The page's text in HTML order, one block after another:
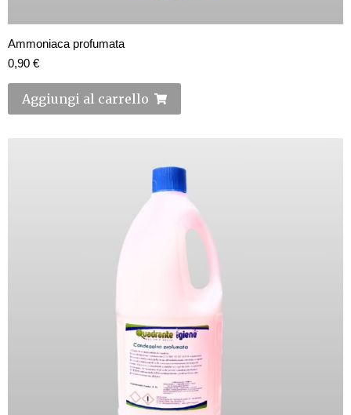
Ammoniaca profumata
0,90 €
Aggiungi al carrello